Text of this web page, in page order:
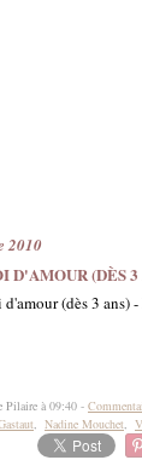
2010
D'AMOUR (DÈS
Pilaire à 09:40 -
, Nadine Mouchet,